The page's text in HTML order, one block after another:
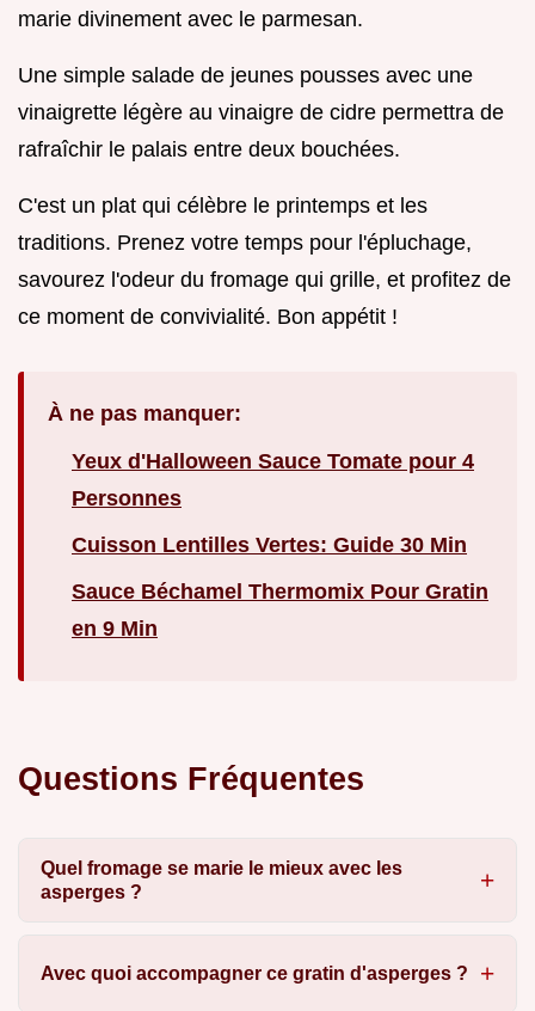
marie divinement avec le parmesan.
Une simple salade de jeunes pousses avec une
vinaigrette légère au vinaigre de cidre permettra de
rafraîchir le palais entre deux bouchées.
C'est un plat qui célèbre le printemps et les
traditions. Prenez votre temps pour l'épluchage,
savourez l'odeur du fromage qui grille, et profitez de
ce moment de convivialité. Bon appétit !
À ne pas manquer:
Yeux d'Halloween Sauce Tomate pour 4
Personnes
Cuisson Lentilles Vertes: Guide 30 Min
Sauce Béchamel Thermomix Pour Gratin
en 9 Min
Questions Fréquentes
Quel fromage se marie le mieux avec les
asperges ?
Avec quoi accompagner ce gratin d'asperges ?